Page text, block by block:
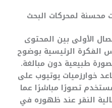
محسنة لمحركات البحث
الأولى بين المحتوى
الفكرة الرئيسية بوضوح
طبيعية دون مبالغة.
خوارزميات يوتيوب على
تصورًا مباشرًا عما
النقر عند ظهوره في